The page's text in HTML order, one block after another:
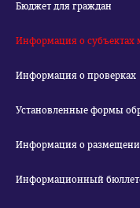
Бюджет для граждан
Информация о субъектах
Информация о проверках
Установленные формы
Информация о
Информационный